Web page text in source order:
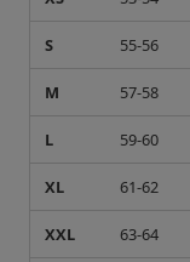
S 55-56
M 57-58
L 59-60
XL 61-62
XXL 63-64